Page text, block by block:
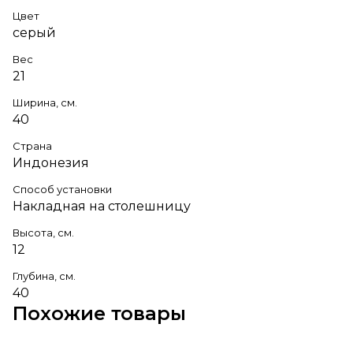
Цвет
серый
Вес
21
Ширина, см.
40
Страна
Индонезия
Способ установки
Накладная на столешницу
Высота, см.
12
Глубина, см.
40
Похожие товары